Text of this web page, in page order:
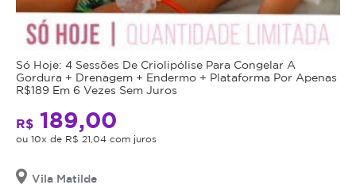
Só Hoje: 4 Sessões De Criolipólise Para Congelar A
Gordura + Drenagem + Endermo + Plataforma Por Apenas
R$189 Em 6 Vezes Sem Juros
R$ 189,00
ou 10x de R$ 21,04 com juros
Vila Matilde